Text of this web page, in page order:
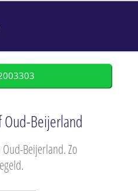
Beijerland
Beijerland. Zo